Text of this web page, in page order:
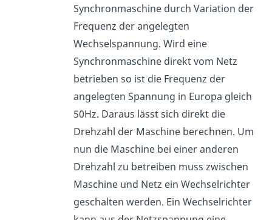
Synchronmaschine durch Variation der
Frequenz der angelegten
Wechselspannung. Wird eine
Synchronmaschine direkt vom Netz
betrieben so ist die Frequenz der
angelegten Spannung in Europa gleich
50Hz. Daraus lässt sich direkt die
Drehzahl der Maschine berechnen. Um
nun die Maschine bei einer anderen
Drehzahl zu betreiben muss zwischen
Maschine und Netz ein Wechselrichter
geschalten werden. Ein Wechselrichter